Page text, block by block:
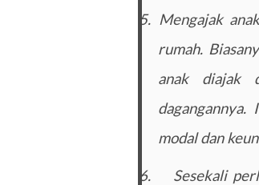
5. Mengajak
rumah.
anak diajak
modal dan
6.
Sesekali